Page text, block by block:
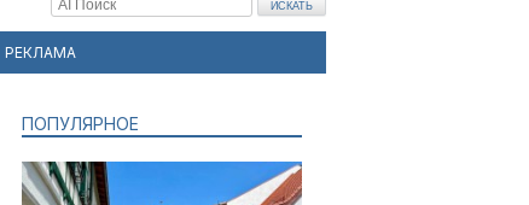
РЕКЛАМА
ПОПУЛЯРНОЕ